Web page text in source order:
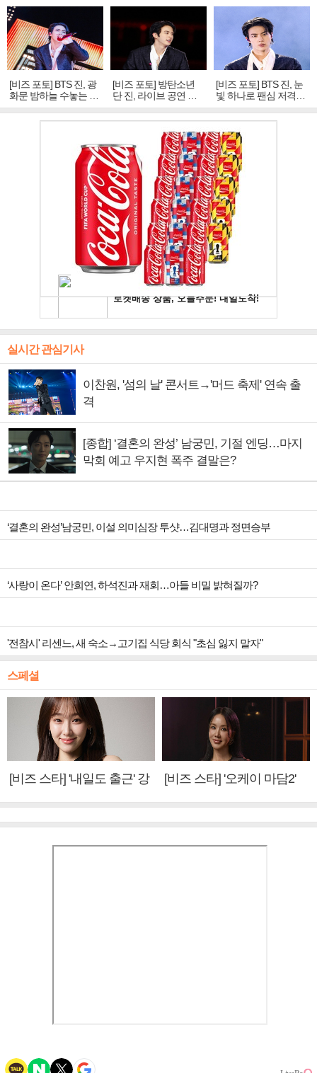
[비즈 포토] BTS 진, 광
화문 밤하늘 수놓는 '비
주얼 킹'의 열창
[비즈 포토] 방탄소년
단 진, 라이브 공연 중
빛나는 독보적 아우라
[비즈 포토] BTS 진, 눈
빛 하나로 팬심 저격…
독보적 카리스마
실시간 관심기사
이찬원, '섬의 날' 콘서트→'머드 축제' 연속 출
격
[종합] ‘결혼의 완성’ 남궁민, 기절 엔딩…마지
막회 예고 우지현 폭주 결말은?
‘결혼의 완성’남궁민, 이설 의미심장 투샷…김대명과 정면승부
‘사랑이 온다’ 안희연, 하석진과 재회…아들 비밀 밝혀질까?
'전참시' 리센느, 새 숙소→고기집 식당 회식 "초심 잃지 말자"
스페셜
[비즈 스타] '내일도 출근' 강
[비즈 스타] '오케이 마담2'